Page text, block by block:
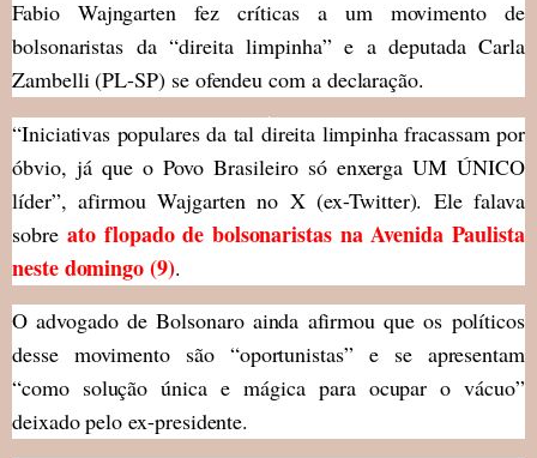
Fabio Wajngarten fez críticas a um movimento de
bolsonaristas da “direita limpinha” e a deputada Carla
Zambelli (PL-SP) se ofendeu com a declaração.
“Iniciativas populares da tal direita limpinha fracassam por
óbvio, já que o Povo Brasileiro só enxerga UM ÚNICO
líder”, afirmou Wajgarten no X (ex-Twitter). Ele falava
sobreato flopado de bolsonaristas na Avenida Paulista
neste domingo (9).
O advogado de Bolsonaro ainda afirmou que os políticos
desse movimento são “oportunistas” e se apresentam
“como solução única e mágica para ocupar o vácuo”
deixado pelo ex-presidente.